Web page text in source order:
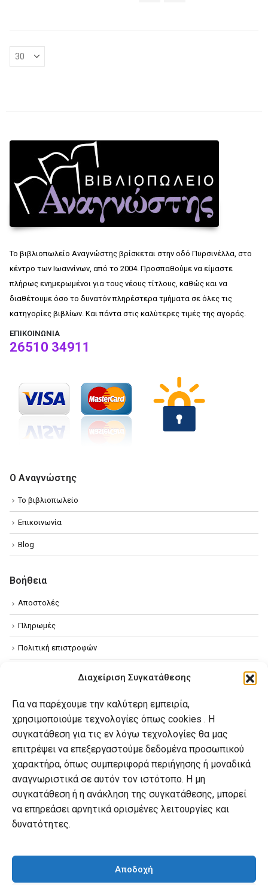
Διαχείριση Συγκατάθεσης
Για να παρέχουμε την καλύτερη εμπειρία,
χρησιμοποιούμε τεχνολογίες όπως cookies . Η
συγκατάθεση για τις εν λόγω τεχνολογίες θα μας
επιτρέψει να επεξεργαστούμε δεδομένα προσωπικού
χαρακτήρα, όπως συμπεριφορά περιήγησης ή μοναδικά
αναγνωριστικά σε αυτόν τον ιστότοπο. Η μη
συγκατάθεση ή η ανάκληση της συγκατάθεσης, μπορεί
να επηρεάσει αρνητικά ορισμένες λειτουργίες και
δυνατότητες.
Αποδοχή
Το βιβλιοπωλείο Αναγνώστης βρίσκεται στην οδό Πυρσινέλλα, στο
κέντρο των Ιωαννίνων, από το 2004. Προσπαθούμε να είμαστε
πλήρως ενημερωμένοι για τους νέους τίτλους, καθώς και να
διαθέτουμε όσο το δυνατόν πληρέστερα τμήματα σε όλες τις
κατηγορίες βιβλίων. Και πάντα στις καλύτερες τιμές της αγοράς.
ΕΠΙΚΟΙΝΩΝΊΑ
26510 34911
Ο Αναγνώστης
Το βιβλιοπωλείο
Επικοινωνία
Blog
Βοήθεια
Αποστολές
Πληρωμές
Πολιτική επιστροφών
Πολιτική Cookies
Ο λογαριασμός μου
Οι παραγγελίες μου
Λίστα επιθυμιών